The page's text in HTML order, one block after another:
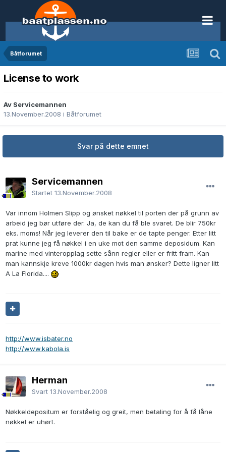
Båtforumet
License to work
Av Servicemannen
13.November.2008 i Båtforumet
Svar på dette emnet
Servicemannen
Startet 13.November.2008
Var innom Holmen Slipp og ønsket nøkkel til porten der på grunn av
arbeid jeg bør utføre der. Ja, de kan du få ble svaret. De blir 750kr
eks. moms! Når jeg leverer den til bake er de tapte penger. Etter litt
prat kunne jeg få nøkkel i en uke mot den samme deposidum. Kan
marine med vinteropplag sette sånn regler eller er fritt fram. Kan
man kannskje kreve 1000kr dagen hvis man ønsker? Dette ligner litt
A La Florida....
http://www.isbater.no
http://www.kabola.is
Herman
Svart 13.November.2008
Nøkkeldepositum er forståelig og greit, men betaling for å få låne
nøkkel er uhørt.